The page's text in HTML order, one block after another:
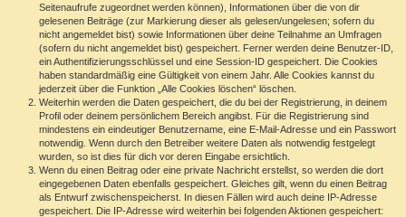
Seitenaufrufe zugeordnet werden können), Informationen über die von dir
gelesenen Beiträge (zur Markierung dieser als gelesen/ungelesen; sofern du
nicht angemeldet bist) sowie Informationen über deine Teilnahme an Umfragen
(sofern du nicht angemeldet bist) gespeichert. Ferner werden deine Benutzer-ID,
ein Authentifizierungsschlüssel und eine Session-ID gespeichert. Die Cookies
haben standardmäßig eine Gültigkeit von einem Jahr. Alle Cookies kannst du
jederzeit über die Funktion „Alle Cookies löschen“ löschen.
Weiterhin werden die Daten gespeichert, die du bei der Registrierung, in deinem
Profil oder deinem persönlichem Bereich angibst. Für die Registrierung sind
mindestens ein eindeutiger Benutzername, eine E-Mail-Adresse und ein Passwort
notwendig. Wenn durch den Betreiber weitere Daten als notwendig festgelegt
wurden, so ist dies für dich vor deren Eingabe ersichtlich.
Wenn du einen Beitrag oder eine private Nachricht erstellst, so werden die dort
eingegebenen Daten ebenfalls gespeichert. Gleiches gilt, wenn du einen Beitrag
als Entwurf zwischenspeicherst. In diesen Fällen wird auch deine IP-Adresse
gespeichert. Die IP-Adresse wird weiterhin bei folgenden Aktionen gespeichert: